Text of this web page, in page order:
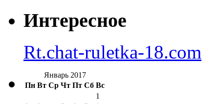
Интересное
Rt.chat-ruletka-18.com
Январь 2017
Пн Вт Ср Чт Пт Сб Вс
1